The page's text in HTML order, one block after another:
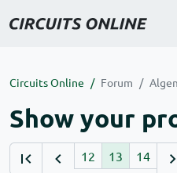
Circuits Online Forum
Show your
12 13 14